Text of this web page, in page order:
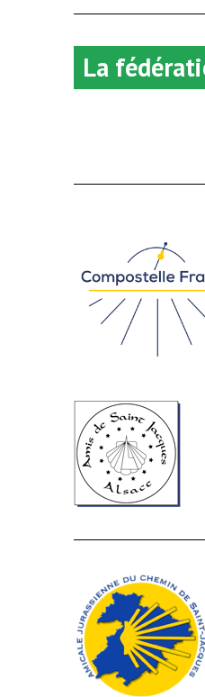
La